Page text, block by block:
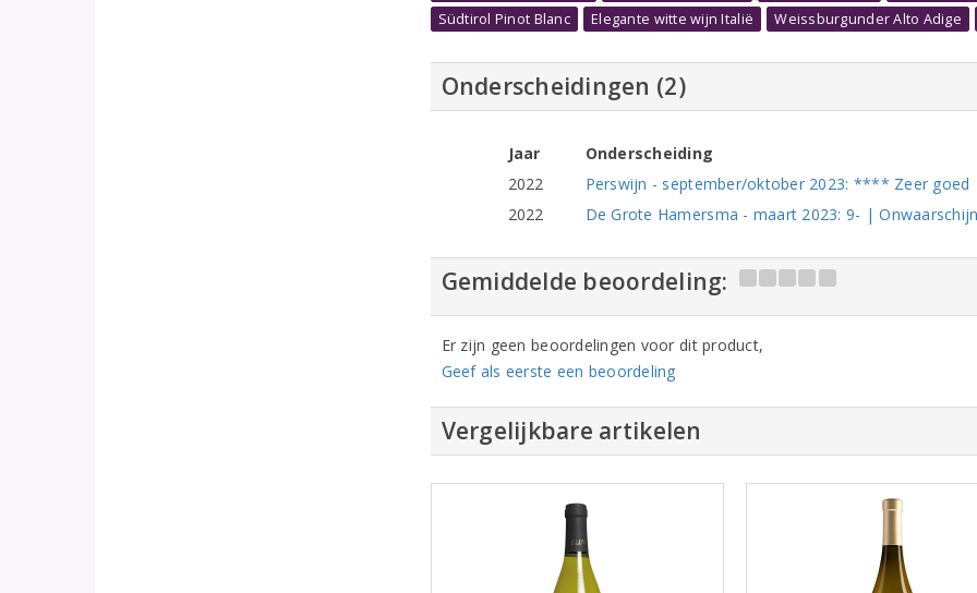
Südtirol Pinot Blanc
Elegante witte wijn Italië Weissburgunder Alto Adige
Onderscheidingen (2)
Jaar
Onderscheiding
2022
Perswijn - september/oktober 2023: **** Zeer
2022
De Grote Hamersma - maart 2023: 9- |
Gemiddelde beoordeling:
Er zijn geen beoordelingen voor dit product,
Geef als eerste een beoordeling
Vergelijkbare artikelen